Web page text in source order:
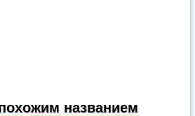
названием